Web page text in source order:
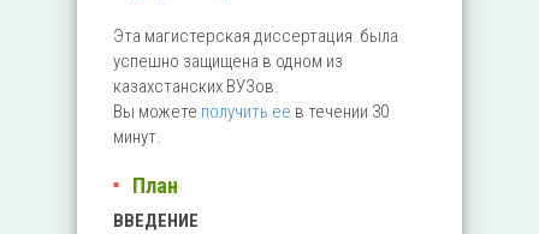
Эта магистерская диссертация была
успешно защищена в одном из
казахстанских ВУЗов.
Вы можете получить ее в течении 30
минут.
План
ВВЕДЕНИЕ